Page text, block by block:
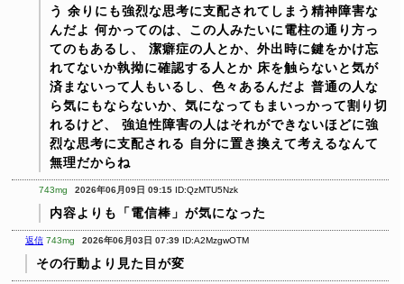
う 余りにも強烈な思考に支配されてしまう精神障害な
んだよ 何かってのは、この人みたいに電柱の通り方っ
てのもあるし、
潔癖症の人とか、外出時に鍵をかけ忘
れてないか執拗に確認する人とか 床を触らないと気が
済まないって人もいるし、色々あるんだよ 普通の人な
ら気にもならないか、気になってもまいっかって割り切
れるけど、
強迫性障害の人はそれができないほどに強
烈な思考に支配される 自分に置き換えて考えるなんて
無理だからね
743mg 2026年06月09日 09:15 ID:QzMTU5Nzk
内容よりも「電信棒」が気になった
返信 743mg 2026年06月03日 07:39 ID:A2MzgwOTM
その行動より見た目が変